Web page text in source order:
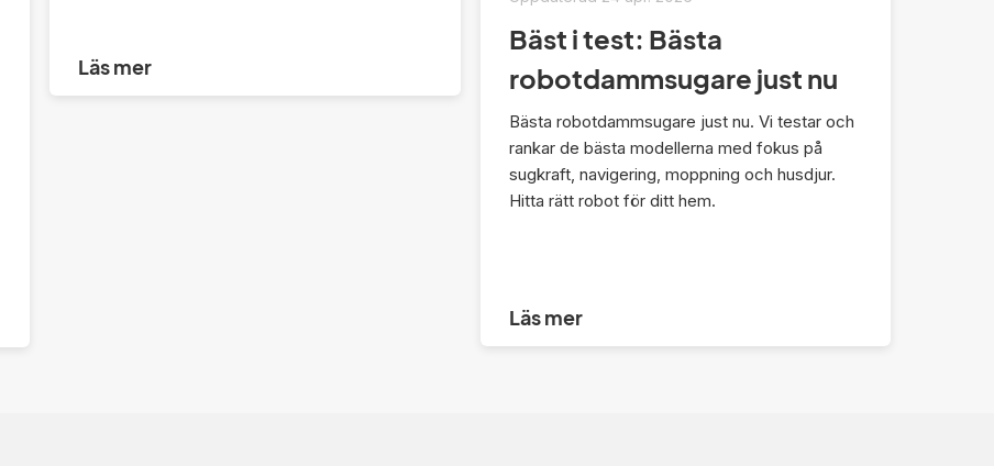
Läs mer
Bäst i test: Bästa
robotdammsugare just nu
Bästa robotdammsugare just nu. Vi testar och
rankar de bästa modellerna med fokus på
sugkraft, navigering, moppning och husdjur.
Hitta rätt robot för ditt hem.
Läs mer